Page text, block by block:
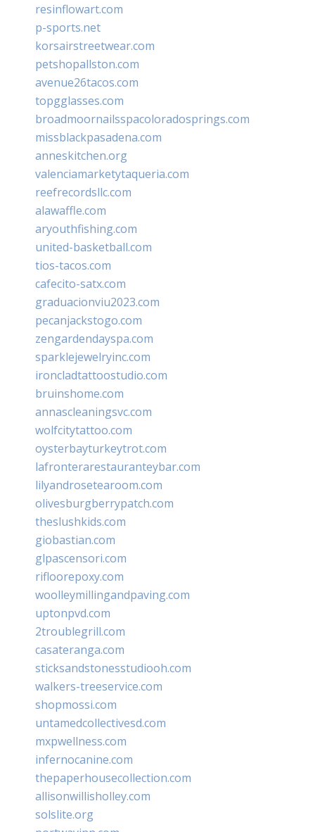
resinflowart.com
p-sports.net
korsairstreetwear.com
petshopallston.com
avenue26tacos.com
topgglasses.com
broadmoornailsspacoloradosprings.com
missblackpasadena.com
anneskitchen.org
valenciamarketytaqueria.com
reefrecordsllc.com
alawaffle.com
aryouthfishing.com
united-basketball.com
tios-tacos.com
cafecito-satx.com
graduacionviu2023.com
pecanjackstogo.com
zengardendayspa.com
sparklejewelryinc.com
ironcladtattoostudio.com
bruinshome.com
annascleaningsvc.com
wolfcitytattoo.com
oysterbayturkeytrot.com
lafronterarestauranteybar.com
lilyandrosetearoom.com
olivesburgberrypatch.com
theslushkids.com
giobastian.com
glpascensori.com
rifloorepoxy.com
woolleymillingandpaving.com
uptonpvd.com
2troublegrill.com
casateranga.com
sticksandstonesstudiooh.com
walkers-treeservice.com
shopmossi.com
untamedcollectivesd.com
mxpwellness.com
infernocanine.com
thepaperhousecollection.com
allisonwillisholley.com
solslite.org